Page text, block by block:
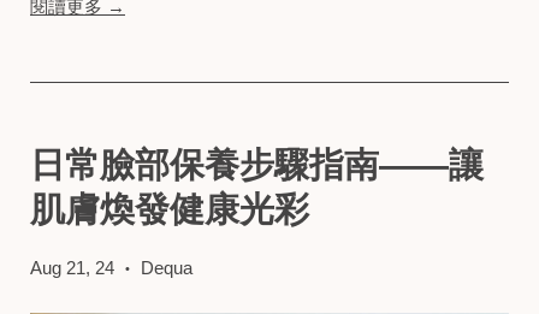
閱讀更多 →
日常臉部保養步驟指南——讓
肌膚煥發健康光彩
Aug 21, 24 • Dequa